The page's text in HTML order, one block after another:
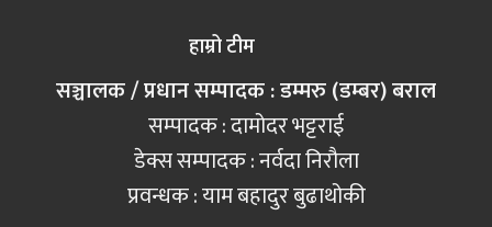
हाम्रो टीम
सञ्चालक / प्रधान सम्पादक : डम्मरु (डम्बर) बराल
सम्पादक : दामोदर भट्टराई
डेक्स सम्पादक : नर्वदा निरौला
प्रवन्धक : याम बहादुर बुढाथोकी